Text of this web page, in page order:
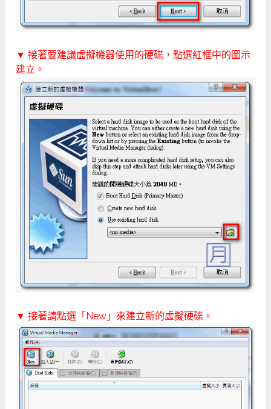
▼ 接著要建議虛擬機器使用的硬碟，點選紅框中的圖示
建立。
▼ 接著請點選「New」來建立新的虛擬硬碟。